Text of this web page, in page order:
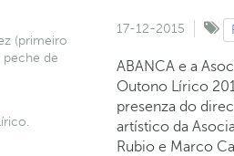
(primeiro
peche de
17-12-2015
ABANCA e a
Outono Lírico
presenza do
artístico da
Rubio e Marco